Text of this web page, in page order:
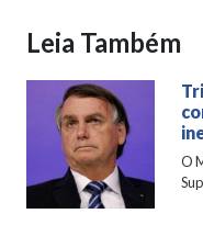
Leia Também
O